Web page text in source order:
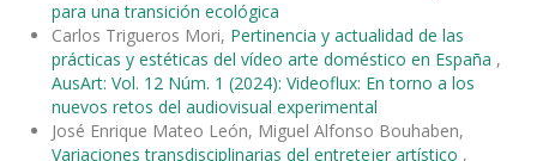
para una transición ecológica
Carlos Trigueros Mori, Pertinencia y actualidad de las
prácticas y estéticas del vídeo arte doméstico en España ,
AusArt: Vol. 12 Núm. 1 (2024): Videoflux: En torno a los
nuevos retos del audiovisual experimental
José Enrique Mateo León, Miguel Alfonso Bouhaben,
Variaciones transdisciplinarias del entretejer artístico ,